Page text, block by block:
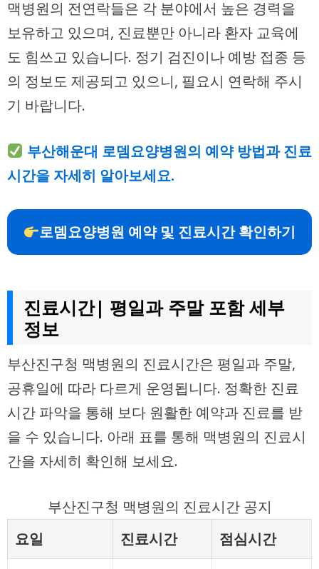
맥병원의 전연락들은 각 분야에서 높은 경력을
보유하고 있으며, 진료뿐만 아니라 환자 교육에
도 힘쓰고 있습니다. 정기 검진이나 예방 접종 등
의 정보도 제공되고 있으니, 필요시 연락해 주시
기 바랍니다.
부산해운대 로뎀요양병원의 예약 방법과 진료
시간을 자세히 알아보세요.
로뎀요양병원 예약 및 진료시간 확인하기
진료시간| 평일과 주말 포함 세부
정보
부산진구청 맥병원의 진료시간은 평일과 주말,
공휴일에 따라 다르게 운영됩니다. 정확한 진료
시간 파악을 통해 보다 원활한 예약과 진료를 받
을 수 있습니다. 아래 표를 통해 맥병원의 진료시
간을 자세히 확인해 보세요.
부산진구청 맥병원의 진료시간 공지
요일
진료시간 점심시간